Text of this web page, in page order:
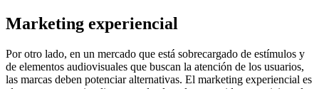
Marketing experiencial
Por otro lado, en un mercado que está sobrecargado de estímulos y
de elementos audiovisuales que buscan la atención de los usuarios,
las marcas deben potenciar alternativas. El marketing experiencial es